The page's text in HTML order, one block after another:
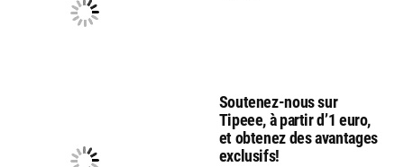
Soutenez-nous sur
Tipeee, à partir d’1 euro,
et obtenez des avantages
exclusifs!